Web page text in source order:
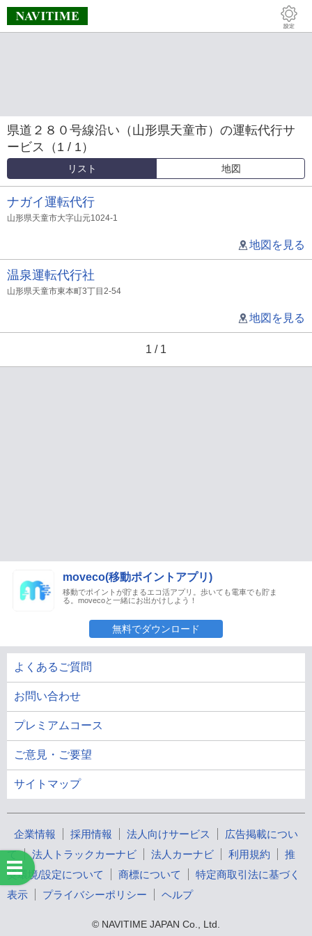
県道２８０号線沿い（山形県天童市）の運転代行サ
ービス（1 / 1）
リスト 地図
ナガイ運転代行
山形県天童市大字山元1024-1
地図を見る
温泉運転代行社
山形県天童市東本町3丁目2-54
地図を見る
1 / 1
moveco(移動ポイントアプリ)
移動でポイントが貯まるエコ活アプリ。歩いても電車でも貯ま
る。movecoと一緒にお出かけしよう！
無料でダウンロード
よくあるご質問
お問い合わせ
プレミアムコース
ご意見・ご要望
サイトマップ
企業情報 採用情報 法人向けサービス
広告掲載につい
て
法人トラックカーナビ 法人カーナビ 利用規約
推
奨環境/設定について
商標について
特定商取引法に基づく
表示
プライバシーポリシー ヘルプ
© NAVITIME JAPAN Co., Ltd.